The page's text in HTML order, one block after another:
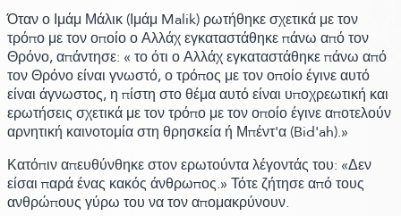
Όταν ο Ιμάμ Μάλικ(Ιμάμ Malik)ρωτήθηκε σχετικά με τον
τρόπο με τον οποίο ο Αλλάχ εγκαταστάθηκε πάνω από τον
Θρόνο,απάντησε: « το ότι ο Αλλάχ εγκαταστάθηκε πάνω από
τον Θρόνο είναι γνωστό, ο τρόπος με τον οποίο έγινε αυτό
είναι άγνωστος, η πίστη στο θέμα αυτό είναι υποχρεωτική και
ερωτήσεις σχετικά με τον τρόπο με τον οποίο έγινε αποτελούν
αρνητική καινοτομία στη θρησκεία ή Μπέντ'α(Bid'ah).»
Κατόπιν απευθύνθηκε στον ερωτούντα λέγοντάς του: «Δεν
είσαι παρά ένας κακός άνθρωπος.»Τότε ζήτησε από τους
ανθρώπους γύρω του να τον απομακρύνουν.